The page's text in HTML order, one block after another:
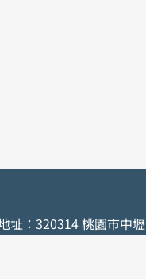
址：320314 桃園市中